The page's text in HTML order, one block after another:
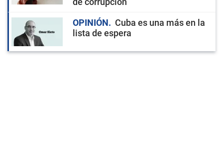
OPINIÓN
Cuba es una más en la
lista de espera